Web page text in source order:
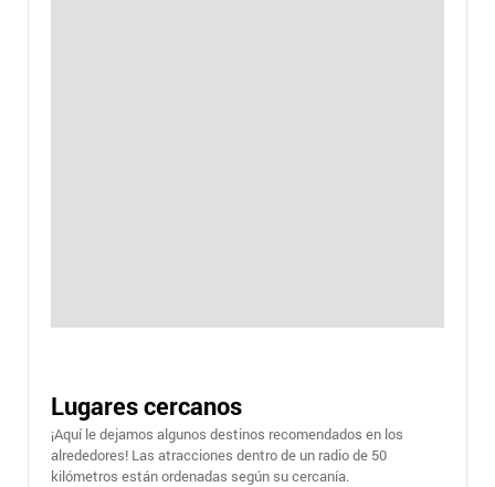
Lugares cercanos
¡Aquí le dejamos algunos destinos recomendados en los
alrededores! Las atracciones dentro de un radio de 50
kilómetros están ordenadas según su cercanía.